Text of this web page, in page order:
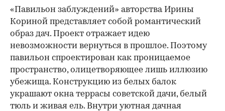
«Павильон заблуждений» авторства Ирины
Кориной представляет собой романтический
образ дач. Проект отражает идею
невозможности вернуться в прошлое. Поэтому
павильон спроектирован как проницаемое
пространство, олицетворяющее лишь иллюзию
убежища. Конструкцию из белых балок
украшают окна террасы советской дачи, белый
тюль и живая ель. Внутри уютная дачная